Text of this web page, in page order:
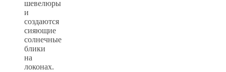
шевелюры
и
создаются
сияющие
солнечные
блики
на
локонах.